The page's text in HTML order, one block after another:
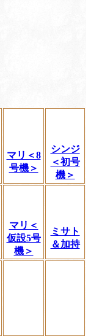
マリ＜8
号機＞
シンジ
＜初号
機＞
マリ＜
仮設5号
機＞
ミサト
＆加持